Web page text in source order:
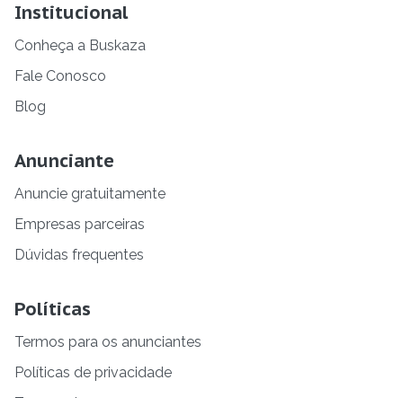
Institucional
Conheça a Buskaza
Fale Conosco
Blog
Anunciante
Anuncie gratuitamente
Empresas parceiras
Dúvidas frequentes
Políticas
Termos para os anunciantes
Políticas de privacidade